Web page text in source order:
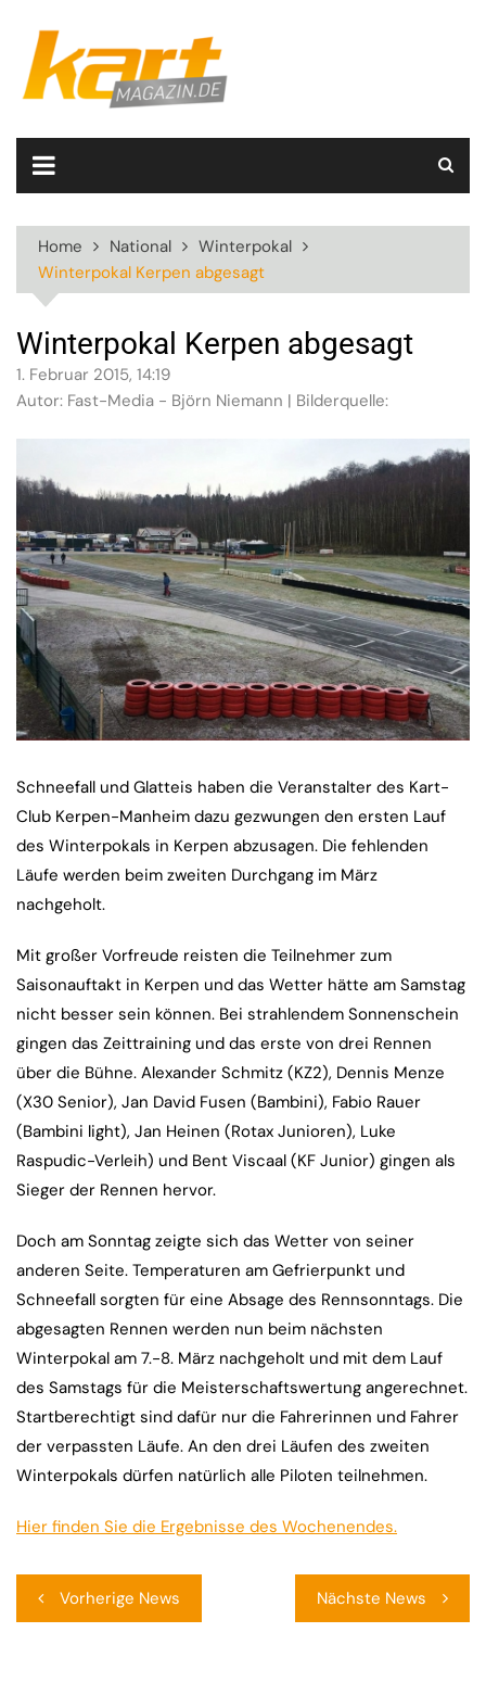
content
Home National
Winterpokal
Winterpokal Kerpen abgesagt
Winterpokal Kerpen abgesagt
1. Februar 2015, 14:19
Autor: Fast-Media - Björn Niemann | Bilderquelle:
Schneefall und Glatteis haben die Veranstalter des Kart-
Club Kerpen-Manheim dazu gezwungen den ersten Lauf
des Winterpokals in Kerpen abzusagen. Die fehlenden
Läufe werden beim zweiten Durchgang im März
nachgeholt.
Mit großer Vorfreude reisten die Teilnehmer zum
Saisonauftakt in Kerpen und das Wetter hätte am Samstag
nicht besser sein können. Bei strahlendem Sonnenschein
gingen das Zeittraining und das erste von drei Rennen
über die Bühne. Alexander Schmitz (KZ2), Dennis Menze
(X30 Senior), Jan David Fusen (Bambini), Fabio Rauer
(Bambini light), Jan Heinen (Rotax Junioren), Luke
Raspudic-Verleih) und Bent Viscaal (KF Junior) gingen als
Sieger der Rennen hervor.
Doch am Sonntag zeigte sich das Wetter von seiner
anderen Seite. Temperaturen am Gefrierpunkt und
Schneefall sorgten für eine Absage des Rennsonntags. Die
abgesagten Rennen werden nun beim nächsten
Winterpokal am 7.-8. März nachgeholt und mit dem Lauf
des Samstags für die Meisterschaftswertung angerechnet.
Startberechtigt sind dafür nur die Fahrerinnen und Fahrer
der verpassten Läufe. An den drei Läufen des zweiten
Winterpokals dürfen natürlich alle Piloten teilnehmen.
Hier finden Sie die Ergebnisse des Wochenendes.
Vorherige News Nächste News